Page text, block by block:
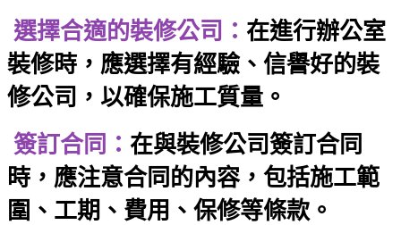
選擇合適的裝修公司： 在進行辦公室
裝修時，應選擇有經驗、信譽好的裝
修公司，以確保施工質量。
簽訂合同： 在與裝修公司簽訂合同
時，應注意合同的內容，包括施工範
圍、工期、費用、保修等條款。